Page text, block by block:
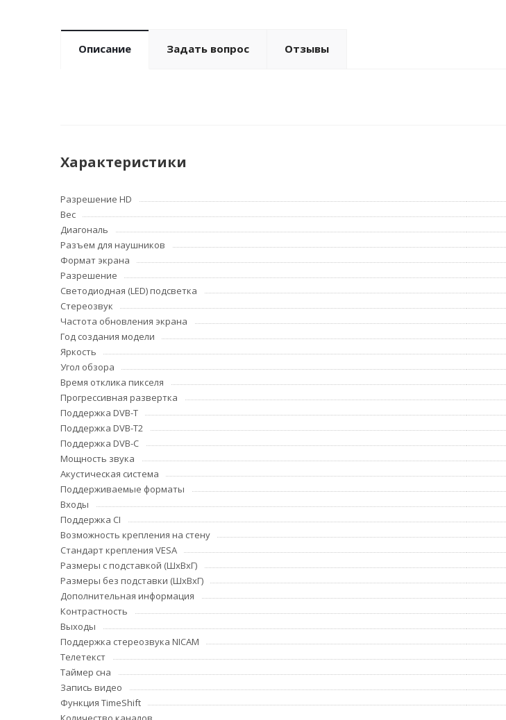
Описание Задать вопрос Отзывы
Характеристики
Разрешение HD
Вес
Диагональ
Разъем для наушников
Формат экрана
Разрешение
Светодиодная (LED) подсветка
Стереозвук
Частота обновления экрана
Год создания модели
Яркость
Угол обзора
Время отклика пикселя
Прогрессивная развертка
Поддержка DVB-T
Поддержка DVB-T2
Поддержка DVB-C
Мощность звука
Акустическая система
Поддерживаемые форматы
Входы
Поддержка CI
Возможность крепления на стену
Стандарт крепления VESA
Размеры с подставкой (ШxВxГ)
Размеры без подставки (ШxВxГ)
Дополнительная информация
Контрастность
Выходы
Поддержка стереозвука NICAM
Телетекст
Таймер сна
Запись видео
Функция TimeShift